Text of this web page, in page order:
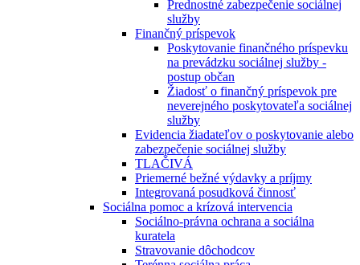
Prednostné zabezpečenie sociálnej
služby
Finančný príspevok
Poskytovanie finančného príspevku
na prevádzku sociálnej služby -
postup občan
Žiadosť o finančný príspevok pre
neverejného poskytovateľa sociálnej
služby
Evidencia žiadateľov o poskytovanie alebo
zabezpečenie sociálnej služby
TLAČIVÁ
Priemerné bežné výdavky a príjmy
Integrovaná posudková činnosť
Sociálna pomoc a krízová intervencia
Sociálno-právna ochrana a sociálna
kuratela
Stravovanie dôchodcov